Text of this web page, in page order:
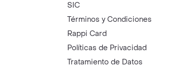
SIC
Términos y Condiciones
Rappi Card
Políticas de Privacidad
Tratamiento de Datos